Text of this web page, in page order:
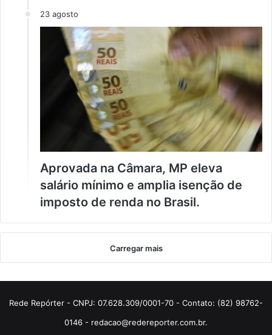
23 agosto
Aprovada na Câmara, MP eleva
salário mínimo e amplia isenção de
imposto de renda no Brasil.
Carregar mais
Rede Repórter - CNPJ: 07.628.309/0001-70 - Contato: (82) 98762-
0146 - redacao@redereporter.com.br.